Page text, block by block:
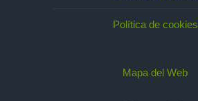
Política de cookies
Mapa del Web